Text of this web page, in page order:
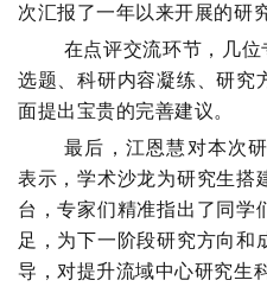
次汇报了一年以来开展的研
在点评交流环节，几
选题、科研内容凝练、研究
面提出宝贵的完善建议。
最后，江恩慧对本次
表示，学术沙龙为研究生搭
台，专家们精准指出了同学
足，为下一阶段研究方向和
导，对提升流域中心研究生